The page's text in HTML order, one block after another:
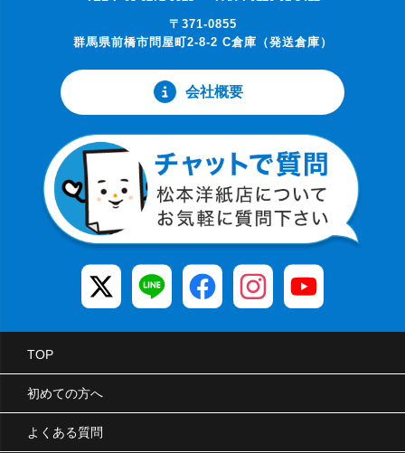
〒371-0855
群馬県前橋市問屋町2-8-2 C倉庫（発送倉庫）
会社概要
TOP
初めての方へ
よくある質問